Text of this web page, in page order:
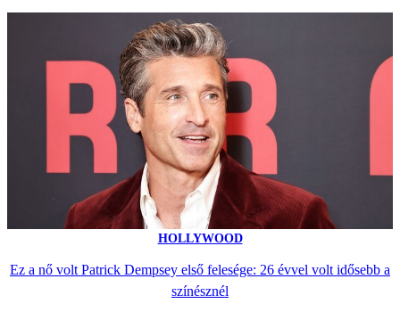
HOLLYWOOD
Ez a nő volt Patrick Dempsey első felesége: 26 évvel volt idősebb a
színésznél